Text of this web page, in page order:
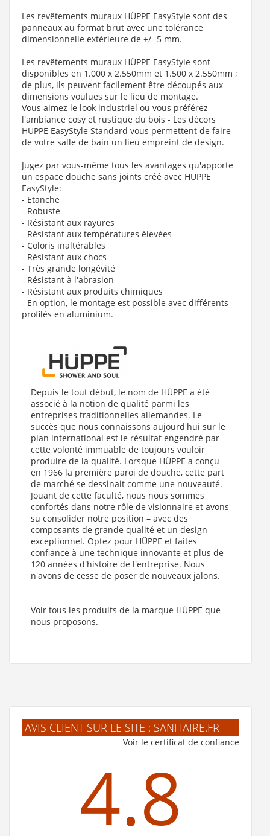
Les revêtements muraux HÜPPE EasyStyle sont des
panneaux au format brut avec une tolérance
dimensionnelle extérieure de +/- 5 mm.
Les revêtements muraux HÜPPE EasyStyle sont
disponibles en 1.000 x 2.550mm et 1.500 x 2.550mm ;
de plus, ils peuvent facilement être découpés aux
dimensions voulues sur le lieu de montage.
Vous aimez le look industriel ou vous préférez
l'ambiance cosy et rustique du bois - Les décors
HÜPPE EasyStyle Standard vous permettent de faire
de votre salle de bain un lieu empreint de design.
Jugez par vous-même tous les avantages qu'apporte
un espace douche sans joints créé avec HÜPPE
EasyStyle:
- Etanche
- Robuste
- Résistant aux rayures
- Résistant aux températures élevées
- Coloris inaltérables
- Résistant aux chocs
- Très grande longévité
- Résistant à l'abrasion
- Résistant aux produits chimiques
- En option, le montage est possible avec différents
profilés en aluminium.
Depuis le tout début, le nom de HÜPPE a été
associé à la notion de qualité parmi les
entreprises traditionnelles allemandes. Le
succès que nous connaissons aujourd'hui sur le
plan international est le résultat engendré par
cette volonté immuable de toujours vouloir
produire de la qualité. Lorsque HÜPPE a conçu
en 1966 la première paroi de douche, cette part
de marché se dessinait comme une nouveauté.
Jouant de cette faculté, nous nous sommes
confortés dans notre rôle de visionnaire et avons
su consolider notre position – avec des
composants de grande qualité et un design
exceptionnel. Optez pour HÜPPE et faites
confiance à une technique innovante et plus de
120 années d'histoire de l'entreprise. Nous
n'avons de cesse de poser de nouveaux jalons.
Voir tous les produits de la marque HÜPPE que
nous proposons.
AVIS CLIENT SUR LE SITE : SANITAIRE.FR
Voir le certificat de confiance
4.8